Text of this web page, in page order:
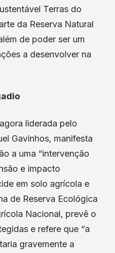
Terras do
da Reserva Natural
de poder ser um
a desenvolver na
liderada pelo
Gavinhos, manifesta
a uma “intervenção
e impacto
em solo agrícola e
de Reserva Ecológica
Nacional, prevê o
e refere que “a
gravemente a